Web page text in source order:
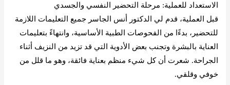
الاستعداد للعملية: مرحلة التحضير النفسي والجسدي
قبل العملية، قدم لي الدكتور أنس الجاسر جميع التعليمات اللازمة
للتحضير، بدءًا من الفحوصات الطبية الأساسية، وانتهاءً بتعليمات
العناية بالبشرة وتجنب بعض الأدوية التي قد تزيد من النزيف أثناء
الجراحة. شعرت أن كل شيء منظم بعناية فائقة، وهو ما قلل من
خوفي وقلقي.